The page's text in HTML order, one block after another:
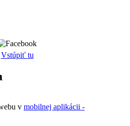
Vstúpiť tu
v mobilnej aplikácii -